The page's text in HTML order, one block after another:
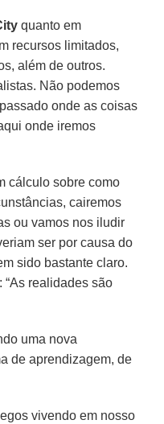
quanto em
recursos limitados,
além de outros.
Não podemos
onde as coisas
onde iremos
cálculo sobre como
cairemos
ou vamos nos iludir
ser por causa do
sido bastante claro.
“As realidades são
uma nova
de aprendizagem, de
vivendo em nosso